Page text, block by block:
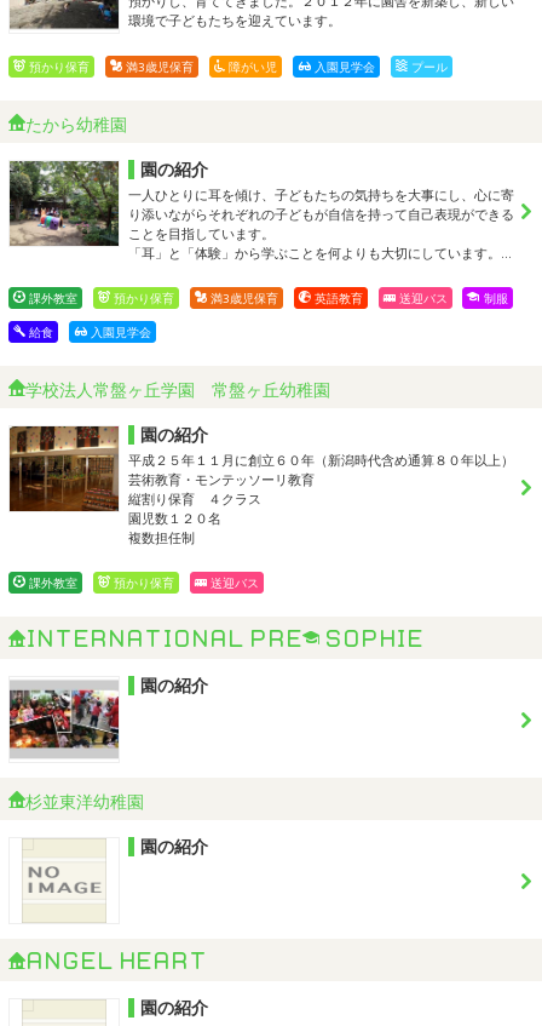
環境で子どもたちを迎えています。
預かり保育 満3歳児保育 障がい児 入園見学会 プール
たから幼稚園
園の紹介
一人ひとりに耳を傾け、子どもたちの気持ちを大事にし、心に寄
り添いながらそれぞれの子どもが自信を持って自己表現ができる
ことを目指しています。
「耳」と「体験」から学ぶことを何よりも大切にしています。…
課外教室 預かり保育 満3歳児保育 英語教育 送迎バス 制服
給食 入園見学会
学校法人常盤ヶ丘学園 常盤ヶ丘幼稚園
園の紹介
平成２５年１１月に創立６０年（新潟時代含め通算８０年以上）
芸術教育・モンテッソーリ教育
縦割り保育 ４クラス
園児数１２０名
複数担任制
課外教室 預かり保育 送迎バス
International Preschool Sophie
園の紹介
杉並東洋幼稚園
園の紹介
Angel Heart
園の紹介